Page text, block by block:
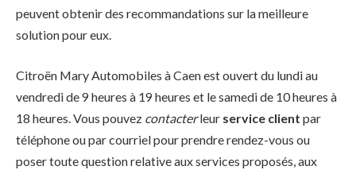
peuvent obtenir des recommandations sur la meilleure
solution pour eux.
Citroën Mary Automobiles à Caen est ouvert du lundi au
vendredi de 9 heures à 19 heures et le samedi de 10 heures à
18 heures. Vous pouvez contacterleur service client par
téléphone ou par courriel pour prendre rendez-vous ou
poser toute question relative aux services proposés, aux